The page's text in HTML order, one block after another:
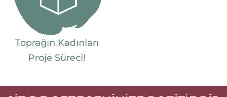
Toprağın Kadınları
Proje Süreci!